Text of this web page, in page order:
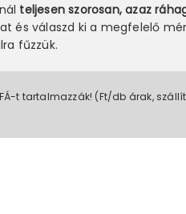
teljesen szorosan, azaz
és válaszd ki a megfelelő
fűzzük.
t tartalmazzák! (Ft/db árak,